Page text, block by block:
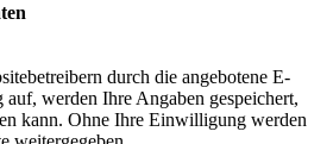
durch die angebotene E-
werden Ihre Angaben gespeichert,
kann. Ohne Ihre Einwilligung werden